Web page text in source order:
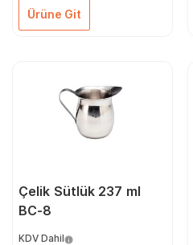
Ürüne Git
Çelik Sütlük 237 ml
BC-8
KDV Dahil